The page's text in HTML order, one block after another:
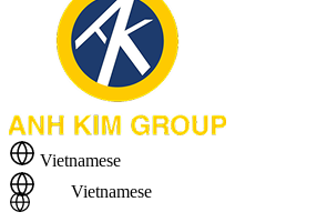
Vietnamese
Vietnamese